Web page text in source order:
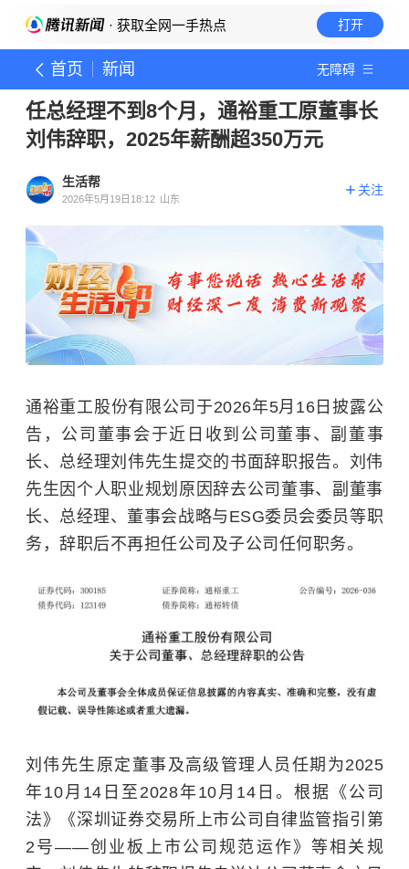
· 获取全网一手热点 打开
首页 新闻 无障碍
任总经理不到8个月，通裕重工原董事长
刘伟辞职，2025年薪酬超350万元
生活帮
2026年5月19日18:12 山东
关注
通裕重工股份有限公司于2026年5月16日披露公
告，公司董事会于近日收到公司董事、副董事
长、总经理刘伟先生提交的书面辞职报告。刘伟
先生因个人职业规划原因辞去公司董事、副董事
长、总经理、董事会战略与ESG委员会委员等职
务，辞职后不再担任公司及子公司任何职务。
刘伟先生原定董事及高级管理人员任期为2025
年10月14日至2028年10月14日。根据《公司
法》《深圳证券交易所 上市公司自律监管指引第
2号——创业板
上市公司规范运作》等相关规